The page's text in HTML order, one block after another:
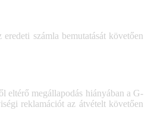
számla bemutatását követően
eltérő megállapodás hiányában a G-
reklamációt az átvételt követően